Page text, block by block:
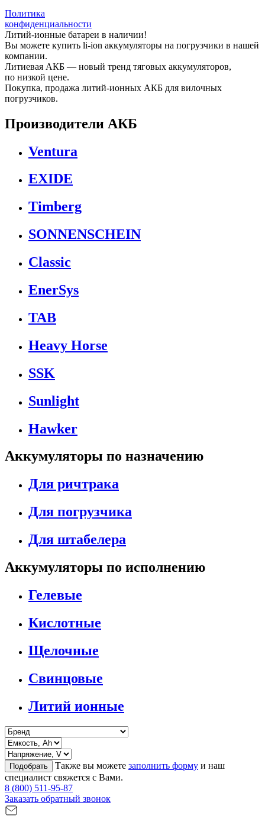
Политика
конфиденциальности
Литий-ионные батареи в наличии!
Вы можете купить li-ion аккумуляторы на погрузчики в нашей
компании.
Литиевая АКБ — новый тренд тяговых аккумуляторов,
по низкой цене.
Покупка, продажа литий-ионных АКБ для вилочных
погрузчиков.
Производители АКБ
Ventura
EXIDE
Timberg
SONNENSCHEIN
Classic
EnerSys
TAB
Heavy Horse
SSK
Sunlight
Hawker
Аккумуляторы по назначению
Для ричтрака
Для погрузчика
Для штабелера
Аккумуляторы по исполнению
Гелевые
Кислотные
Щелочные
Свинцовые
Литий ионные
Подобрать Также вы можете заполнить форму и наш
специалист свяжется с Вами.
8 (800) 511-95-87
Заказать обратный звонок